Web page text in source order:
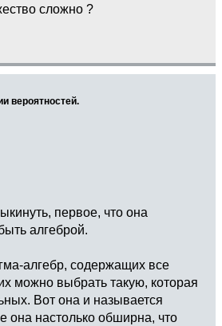
сложно ?
вероятностей.
первое, что она
алгеброй.
алгебр, содержащих все
можно выбрать такую, которая
Вот она и называется
она настолько обширна, что